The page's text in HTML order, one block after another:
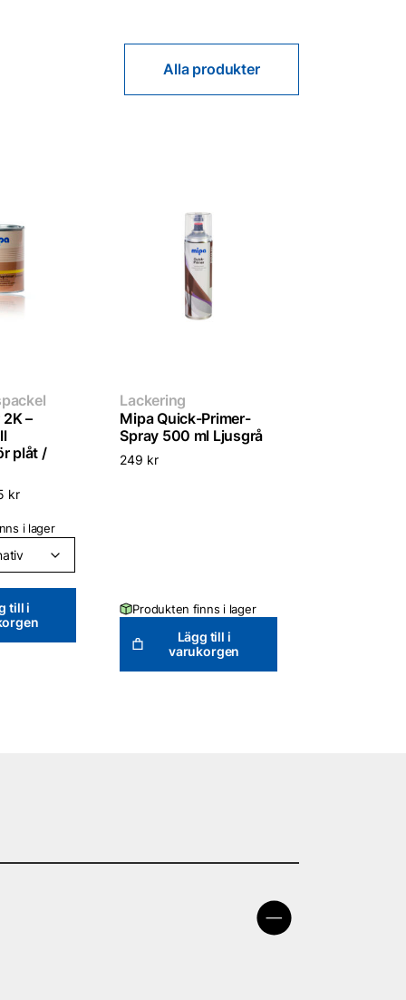
Alla produkter
–
plåt /
kr
i lager
till i
Lackering
Mipa Quick-Primer-
Spray 500 ml Ljusgrå
249 kr
Produkten finns i lager
Lägg till i
varukorgen